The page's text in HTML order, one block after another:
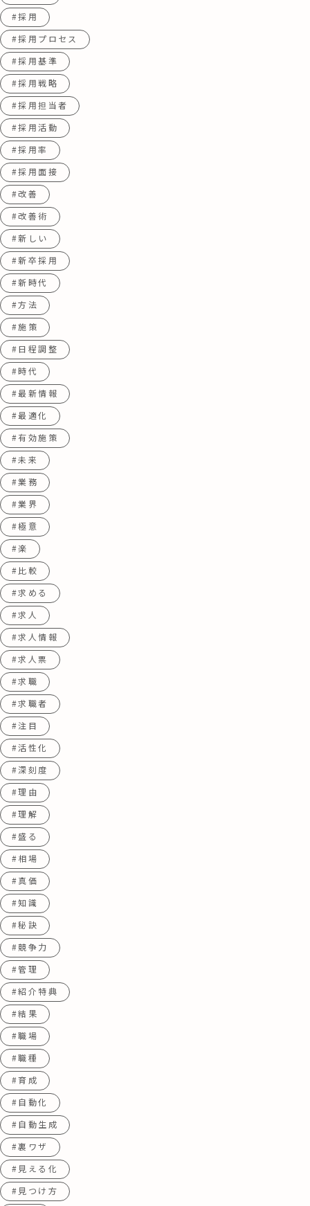
#採用
#採用プロセス
#採用基準
#採用戦略
#採用担当者
#採用活動
#採用率
#採用面接
#改善
#改善術
#新しい
#新卒採用
#新時代
#方法
#施策
#日程調整
#時代
#最新情報
#最適化
#有効施策
#未来
#業務
#業界
#極意
#楽
#比較
#求める
#求人
#求人情報
#求人票
#求職
#求職者
#注目
#活性化
#深刻度
#理由
#理解
#盛る
#相場
#真価
#知識
#秘訣
#競争力
#管理
#紹介特典
#結果
#職場
#職種
#育成
#自動化
#自動生成
#裏ワザ
#見える化
#見つけ方